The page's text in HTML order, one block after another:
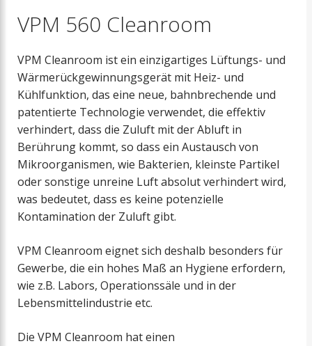
VPM 560 Cleanroom
VPM Cleanroom ist ein einzigartiges Lüftungs- und
Wärmerückgewinnungsgerät mit Heiz- und
Kühlfunktion, das eine neue, bahnbrechende und
patentierte Technologie verwendet, die effektiv
verhindert, dass die Zuluft mit der Abluft in
Berührung kommt, so dass ein Austausch von
Mikroorganismen, wie Bakterien, kleinste Partikel
oder sonstige unreine Luft absolut verhindert wird,
was bedeutet, dass es keine potenzielle
Kontamination der Zuluft gibt.
VPM Cleanroom eignet sich deshalb besonders für
Gewerbe, die ein hohes Maß an Hygiene erfordern,
wie z.B. Labors, Operationssäle und in der
Lebensmittelindustrie etc.
Die VPM Cleanroom hat einen